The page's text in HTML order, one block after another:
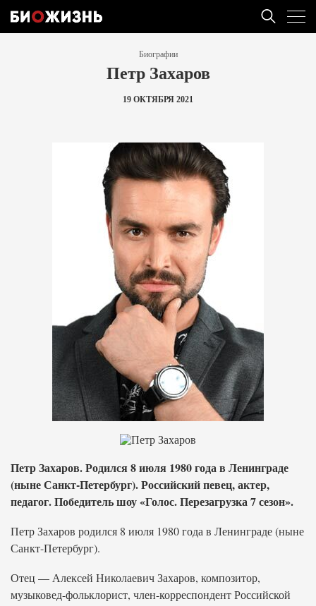
Биографии
Петр Захаров
19 ОКТЯБРЯ 2021
Петр Захаров. Родился 8 июля 1980 года в Ленинграде
(ныне Санкт-Петербург). Российский певец, актер,
педагог. Победитель шоу «Голос. Перезагрузка 7 сезон».
Петр Захаров родился 8 июля 1980 года в Ленинграде (ныне
Санкт-Петербург).
Отец — Алексей Николаевич Захаров, композитор,
музыковед-фольклорист, член-корреспондент Российской